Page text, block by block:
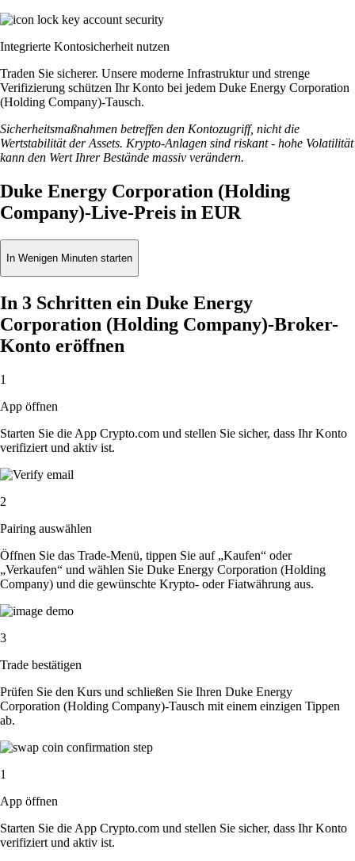
Integrierte Kontosicherheit nutzen
Traden Sie sicherer. Unsere moderne Infrastruktur und strenge
Verifizierung schützen Ihr Konto bei jedem Duke Energy Corporation
(Holding Company)-Tausch.
Sicherheitsmaßnahmen betreffen den Kontozugriff, nicht die
Wertstabilität der Assets. Krypto-Anlagen sind riskant - hohe Volatilität
kann den Wert Ihrer Bestände massiv verändern.
Duke Energy Corporation (Holding
Company)-Live-Preis in EUR
In Wenigen Minuten starten
In 3 Schritten ein Duke Energy
Corporation (Holding Company)-Broker-
Konto eröffnen
1
App öffnen
Starten Sie die App Crypto.com und stellen Sie sicher, dass Ihr Konto
verifiziert und aktiv ist.
2
Pairing auswählen
Öffnen Sie das Trade-Menü, tippen Sie auf „Kaufen“ oder
„Verkaufen“ und wählen Sie Duke Energy Corporation (Holding
Company) und die gewünschte Krypto- oder Fiatwährung aus.
3
Trade bestätigen
Prüfen Sie den Kurs und schließen Sie Ihren Duke Energy
Corporation (Holding Company)-Tausch mit einem einzigen Tippen
ab.
1
App öffnen
Starten Sie die App Crypto.com und stellen Sie sicher, dass Ihr Konto
verifiziert und aktiv ist.